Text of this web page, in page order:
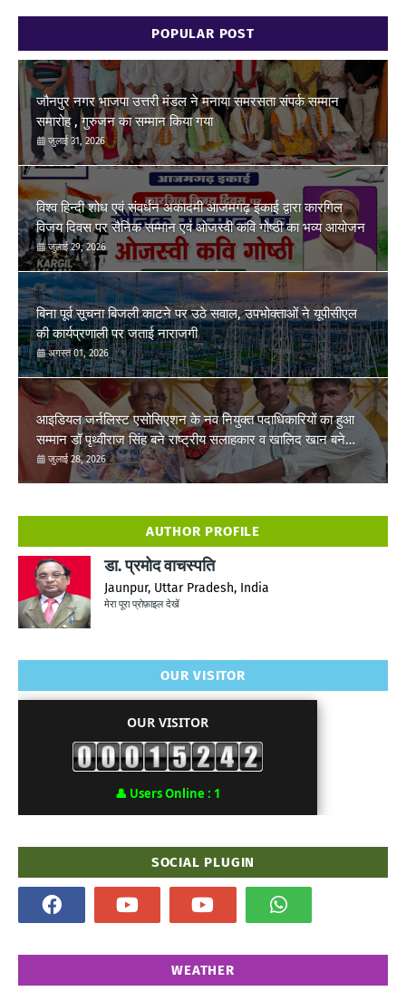
POPULAR POST
जौनपुर नगर भाजपा उत्तरी मंडल ने मनाया समरसता संपर्क सम्मान
समारोह , गुरुजन का सम्मान किया गया
जुलाई 31, 2026
विश्व हिन्दी शोध एवं संवर्धन अकादमी आजमगढ़ इकाई द्वारा कारगिल
विजय दिवस पर सैनिक सम्मान एवं ओजस्वी कवि गोष्ठी का भव्य आयोजन
जुलाई 29, 2026
बिना पूर्व सूचना बिजली काटने पर उठे सवाल, उपभोक्ताओं ने यूपीसीएल
की कार्यप्रणाली पर जताई नाराजगी
अगस्त 01, 2026
आइडियल जर्नलिस्ट एसोसिएशन के नव नियुक्त पदाधिकारियों का हुआ
सम्मान डॉ पृथ्वीराज सिंह बने राष्ट्रीय सलाहकार व खालिद खान बने
तहसील ईकाई फूलपुर अध्यक्ष
जुलाई 28, 2026
AUTHOR PROFILE
डा. प्रमोद वाचस्पति
Jaunpur, Uttar Pradesh, India
मेरा पूरा प्रोफ़ाइल देखें
OUR VISITOR
OUR VISITOR
👤 Users Online : 1
SOCIAL PLUGIN
WEATHER